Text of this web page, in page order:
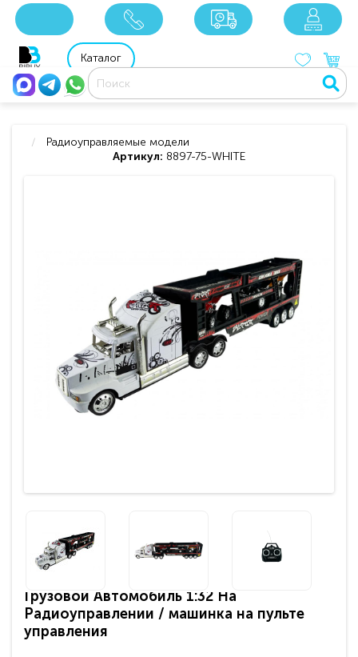
8 800 201 92 06
Каталог
Радиоуправляемые модели
Артикул: 8897-75-WHITE
Грузовой Автомобиль 1:32 На
Радиоуправлении / машинка на пульте
управления
xxx